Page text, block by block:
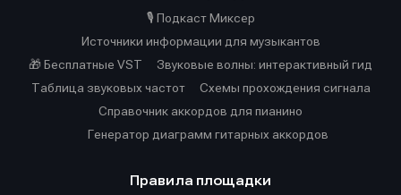
🎙️ Подкаст Миксер
Источники информации для музыкантов
🎁 Бесплатные VST
Звуковые волны: интерактивный гид
Таблица звуковых частот
Cхемы прохождения сигнала
Справочник аккордов для пианино
Генератор диаграмм гитарных аккордов
Правила площадки